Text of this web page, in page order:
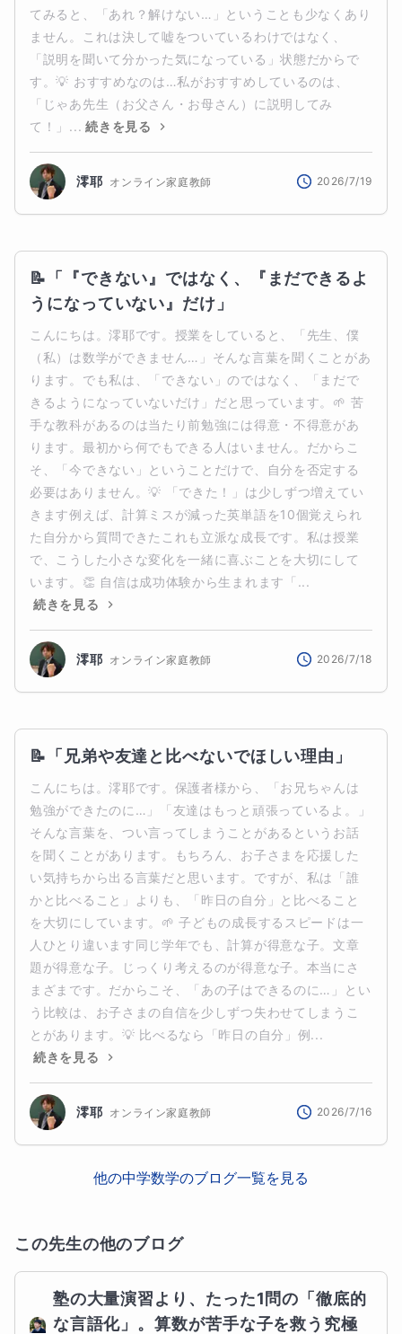
てみると、「あれ？解けない…」ということも少なくあり
ません。これは決して嘘をついているわけではなく、
「説明を聞いて分かった気になっている」状態だからで
す。💡 おすすめなのは…私がおすすめしているのは、
「じゃあ先生（お父さん・お母さん）に説明してみ
て！」... 続きを見る
澪耶 オンライン家庭教師 2026/7/19
📝「『できない』ではなく、『まだできるよ
うになっていない』だけ」
こんにちは。澪耶です。授業をしていると、「先生、僕
（私）は数学ができません…」そんな言葉を聞くことがあ
ります。でも私は、「できない」のではなく、「まだで
きるようになっていないだけ」だと思っています。🌱 苦
手な教科があるのは当たり前勉強には得意・不得意があ
ります。最初から何でもできる人はいません。だからこ
そ、「今できない」ということだけで、自分を否定する
必要はありません。💡 「できた！」は少しずつ増えてい
きます例えば、計算ミスが減った英単語を10個覚えられ
た自分から質問できたこれも立派な成長です。私は授業
で、こうした小さな変化を一緒に喜ぶことを大切にして
います。👏 自信は成功体験から生まれます「...
続きを見る
澪耶 オンライン家庭教師 2026/7/18
📝「兄弟や友達と比べないでほしい理由」
こんにちは。澪耶です。保護者様から、「お兄ちゃんは
勉強ができたのに…」「友達はもっと頑張っているよ。」
そんな言葉を、つい言ってしまうことがあるというお話
を聞くことがあります。もちろん、お子さまを応援した
い気持ちから出る言葉だと思います。ですが、私は「誰
かと比べること」よりも、「昨日の自分」と比べること
を大切にしています。🌱 子どもの成長するスピードは一
人ひとり違います同じ学年でも、計算が得意な子。文章
題が得意な子。じっくり考えるのが得意な子。本当にさ
まざまです。だからこそ、「あの子はできるのに…」とい
う比較は、お子さまの自信を少しずつ失わせてしまうこ
とがあります。💡 比べるなら「昨日の自分」例...
続きを見る
澪耶 オンライン家庭教師 2026/7/16
他の中学数学のブログ一覧を見る
この先生の他のブログ
塾の大量演習より、たった1問の「徹底的
な言語化」。算数が苦手な子を救う究極